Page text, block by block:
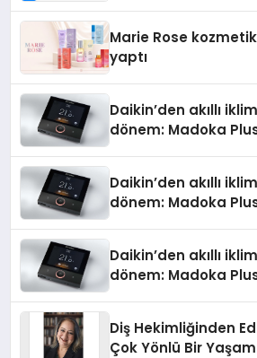
Marie Rose
yaptı
Daikin’den akıllı
dönem: Madoka
Daikin’den akıllı
dönem: Madoka
Daikin’den akıllı
dönem: Madoka
Diş Hekimliğinden
Çok Yönlü Bir